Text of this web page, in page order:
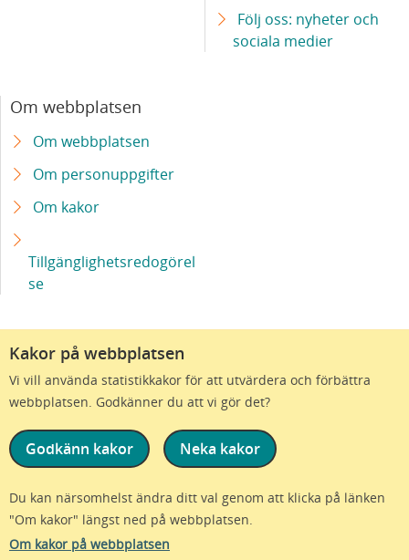
Kakor på webbplatsen
Vi vill använda statistikkakor för att utvärdera och förbättra
webbplatsen. Godkänner du att vi gör det?
Godkänn kakor Neka kakor
Du kan närsomhelst ändra ditt val genom att klicka på länken
"Om kakor" längst ned på webbplatsen.
Om kakor på webbplatsen
Följ oss: nyheter och
sociala medier
Om webbplatsen
Om webbplatsen
Om personuppgifter
Om kakor
Tillgänglighetsredogörel
se
Vi är en del av Region Skåne
© Region Skåne - Alla rättigheter förbehållna - version 1.85.1